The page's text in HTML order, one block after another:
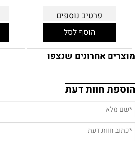
פרטים נוספים
הוסף לסל
מוצרים אחרונים שנצפו
הוספת חוות דעת